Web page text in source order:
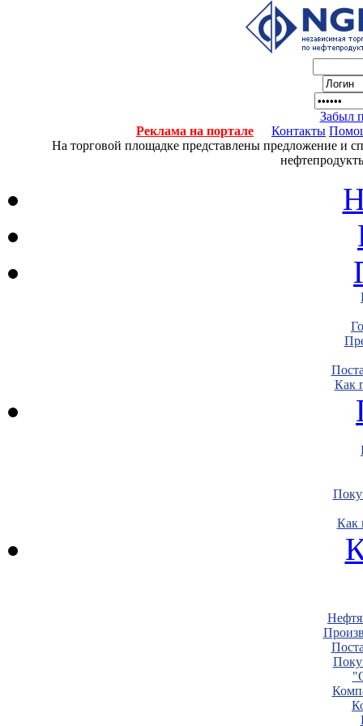
Забыл
Реклама на портале
Контакты
На торговой площадке представлены предложение и
Как
Как